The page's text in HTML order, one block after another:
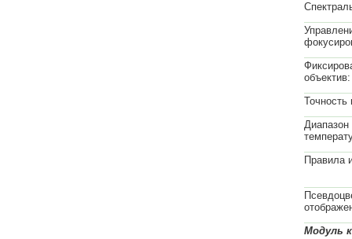
объектив:
Точность
Диапазон
Правила
Модуль